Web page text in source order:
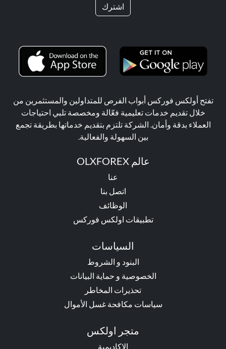
اشترك
تفتح أولكس فوركس أبواب الفرص للمتداولين والمستثمرين من
خلال تقديم خدمات تعليمية فعّالة ومخصصة تلبي احتياجات
العملاء بدقة وأمان. الشركة تلتزم بتقديم خدماتها بطريقة تجمع
بين السهولة والفعالية.
عالم OLXFOREX
عنا
اتصل بنا
الوظائف
تطبيقات اولكس فوركس
السياسات
البنود و الشروط
الخصوصية و حماية البيانات
تحذيرات المخاطر
سياسات مكافحة غسل الأموال
متجر اولكس
الاكاديمية